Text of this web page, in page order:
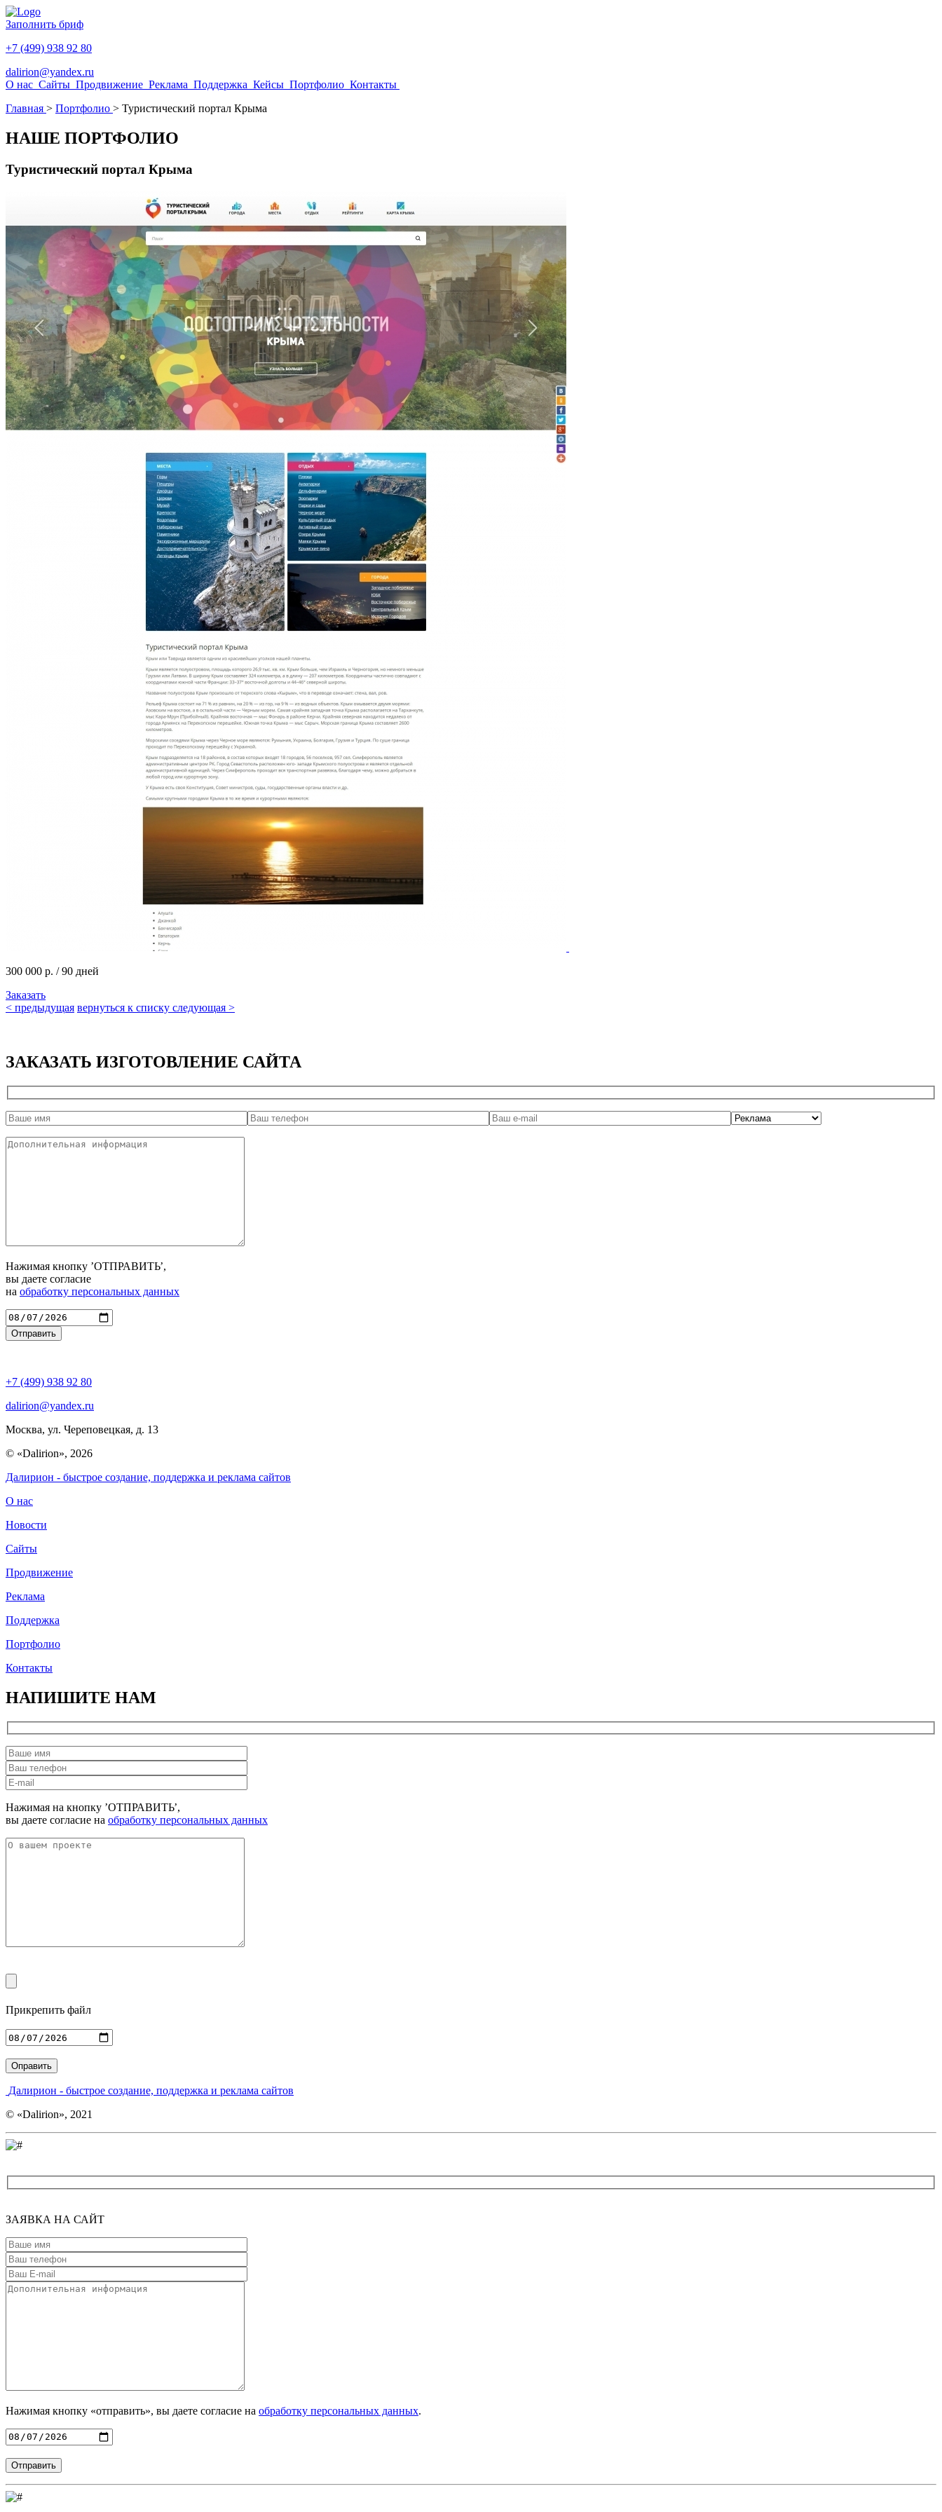
Заполнить бриф
+7 (499) 938 92 80
dalirion@yandex.ru
О нас Сайты Продвижение Реклама Поддержка Кейсы Портфолио Контакты
Главная > Портфолио > Туристический портал Крыма
НАШЕ ПОРТФОЛИО
Туристический портал Крыма
300 000 р. / 90 дней
Заказать
< предыдущая вернуться к списку следующая >
ЗАКАЗАТЬ ИЗГОТОВЛЕНИЕ САЙТА
Нажимая кнопку ’ОТПРАВИТЬ’,
вы даете согласие
на обработку персональных данных
+7 (499) 938 92 80
dalirion@yandex.ru
Москва, ул. Череповецкая, д. 13
© «Dalirion», 2026
Далирион - быстрое создание, поддержка и реклама сайтов
О нас
Новости
Сайты
Продвижение
Реклама
Поддержка
Портфолио
Контакты
НАПИШИТЕ НАМ
Нажимая на кнопку ’ОТПРАВИТЬ’,
вы даете согласие на обработку персональных данных
Прикрепить файл
Введите адрес
Далирион - быстрое создание, поддержка и реклама сайтов
© «Dalirion», 2021
ЗАЯВКА НА САЙТ
Нажимая кнопку «отправить», вы даете согласие на обработку персональных данных.
Введите адрес